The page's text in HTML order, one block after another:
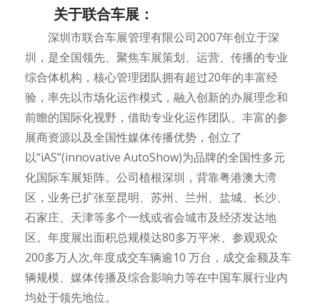
关于联合车展：
深圳市联合车展管理有限公司2007年创立于深
圳，是全国领先、聚焦车展策划、运营、传播的专业
综合体机构，核心管理团队拥有超过20年的丰富经
验，率先以市场化运作模式，融入创新的办展理念和
前瞻的国际化视野，借助专业化运作团队、丰富的参
展商资源以及全国性媒体传播优势，创立了
以“iAS”(innovative AutoShow)为品牌的全国性多元
化国际车展矩阵。公司植根深圳，背靠粤港澳大湾
区，业务已扩张至昆明、苏州、兰州、盐城、长沙、
石家庄、天津等多个一线或省会城市及经济发达地
区。年度展出面积总规模达80多万平米、参观观众
200多万人次,年度成交车辆逾10 万台，成交金额及车
辆规模、媒体传播及综合影响力等在中国车展行业内
均处于领先地位。